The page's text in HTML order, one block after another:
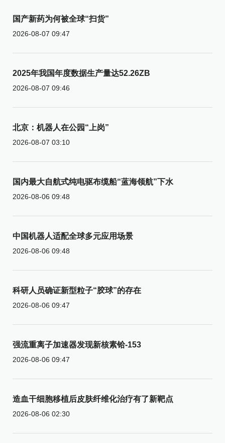
国产新药为何被全球“扫货”
2026-08-07 09:47
2025年我国年度数据生产量达52.26ZB
2026-08-07 09:46
北京：机器人在公园“上岗”
2026-08-07 03:10
国内最大自航式纯电驱布缆船“蓝海领航”下水
2026-08-06 09:48
中国机器人适配全球多元应用场景
2026-08-06 09:48
科研人员确证新型粒子“胶球”的存在
2026-08-06 09:47
强流重离子加速器发现新核素铪-153
2026-08-06 09:47
造血干细胞移植后皮肤纤维化治疗有了新靶点
2026-08-06 02:30